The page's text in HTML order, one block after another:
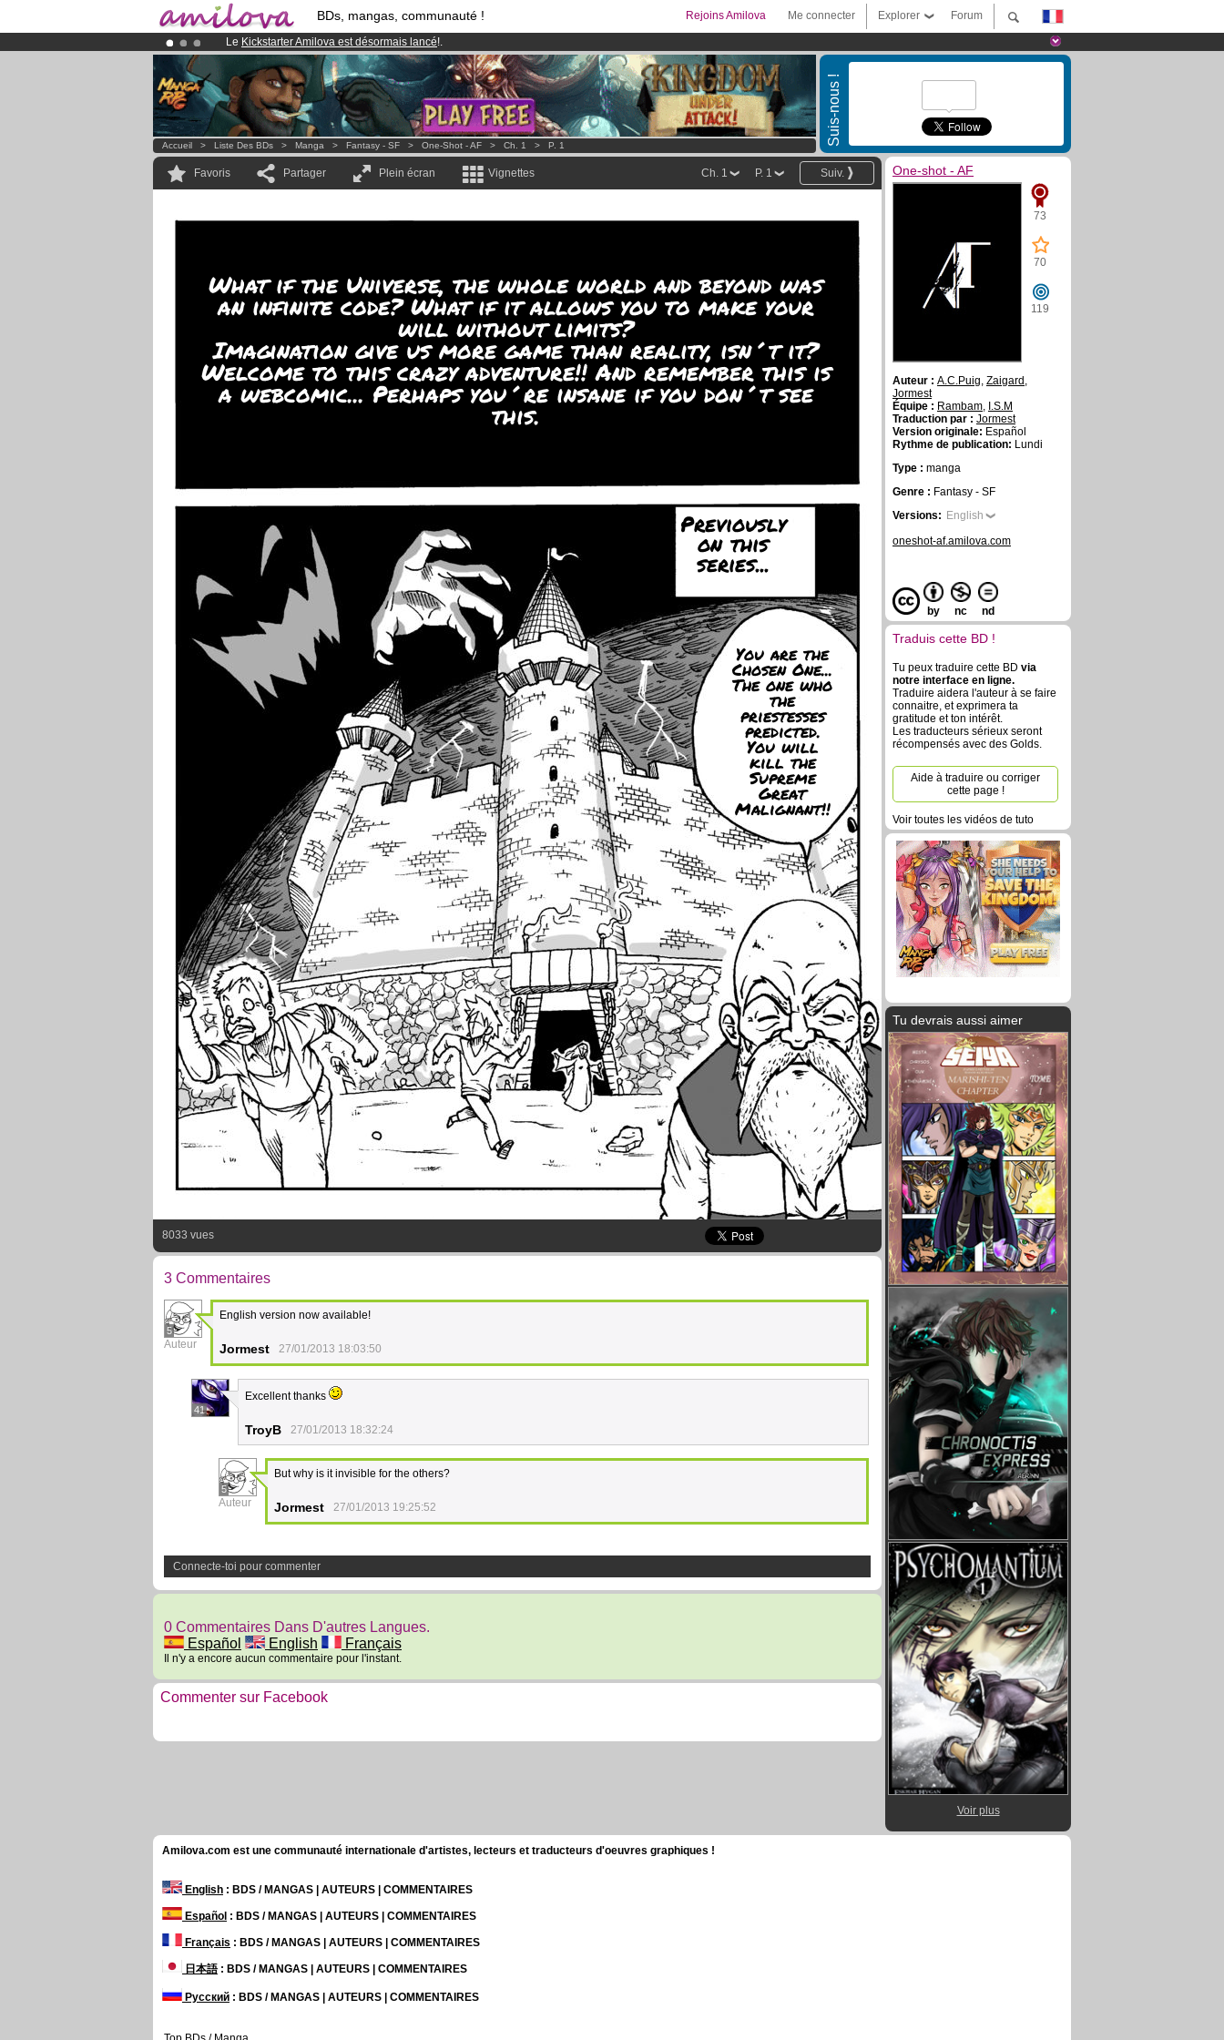
BDs, mangas, communauté ! Forum
Explorer
Me connecter
Rejoins Amilova
Le Kickstarter Amilova est désormais lancé!.
Déjà 134393membreset 1208BDs & Mangas!
Abonnement premium: à partir de
3.95 eurospar mois !Clique ici pour t'abonner
Suis-nous !
Accueil > Liste Des BDs > Manga > Fantasy - SF > One-Shot - AF > Ch. 1 > P. 1
Favoris Partager Plein écran Vignettes Suiv.
P. 1
Ch. 1
Previously
on this
series...
You are the
Chosen One...
The one who
the
priestesses
predicted.
You will
kill the
Supreme
Great
Malignant!!
What if the Universe, the whole world and beyond was
an infinite code? What if it allows you to make your
will without limits?
Imagination give us more game than reality, isn´t it?
Welcome to this crazy adventure!! And remember this is
a webcomic... Perhaps you´re insane if you don´t see
this.
8033 vues
3 Commentaires
5
Auteur
English version now available!
Jormest 27/01/2013 18:03:50
41
Excellent thanks
TroyB 27/01/2013 18:32:24
5
Auteur
But why is it invisible for the others?
Jormest 27/01/2013 19:25:52
Connecte-toi pour commenter
0 Commentaires Dans D'autres Langues.
Español
English Français
Il n'y a encore aucun commentaire pour l'instant.
Commenter sur Facebook
One-shot - AF
73
70
119
Auteur : A.C.Puig, Zaigard ,
Jormest
Équipe : Rambam, I.S.M
Traduction par : Jormest
Version originale: Español
Rythme de publication: Lundi
Type : manga
Genre : Fantasy - SF
Versions: English
oneshot-af.amilova.com
by nc nd
Traduis cette BD !
Tu peux traduire cette BD via
notre interface en ligne.
Traduire aidera l'auteur à se faire
connaitre, et exprimera ta
gratitude et ton intérêt.
Les traducteurs sérieux seront
récompensés avec des Golds.
Aide à traduire ou corriger
cette page !
Voir toutes les vidéos de tuto
Tu devrais aussi aimer
Voir plus
Amilova.com est une communauté internationale d'artistes, lecteurs et traducteurs d'oeuvres graphiques !
English : BDS / MANGAS | AUTEURS | COMMENTAIRES
Español : BDS / MANGAS | AUTEURS | COMMENTAIRES
Français : BDS / MANGAS | AUTEURS | COMMENTAIRES
日本語: BDS / MANGAS | AUTEURS | COMMENTAIRES
Русский : BDS / MANGAS | AUTEURS | COMMENTAIRES